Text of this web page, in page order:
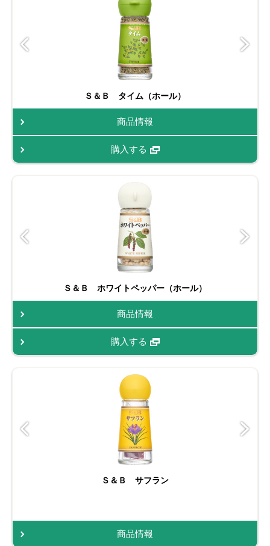
Ｓ＆Ｂ タイム（ホール）
商品情報
購入する
Ｓ＆Ｂ ホワイトペッパー（ホール）
商品情報
購入する
Ｓ＆Ｂ サフラン
商品情報